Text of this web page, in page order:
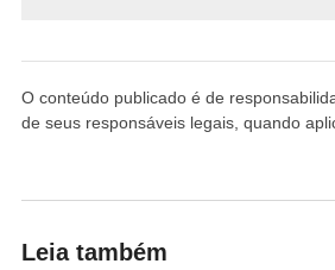
O conteúdo publicado é de
de seus responsáveis legais, quando
Leia também